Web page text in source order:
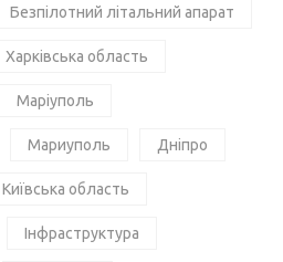
Безпілотний літальний апарат
Харківська область
Маріуполь
Мариуполь Дніпро
Київська область
Інфраструктура